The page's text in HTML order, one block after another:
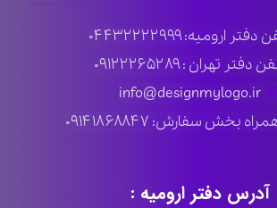
دفتر ارومیه: ۰۴۴۳۲۲۲۲۹۹۹
دفتر تهران : ۰۹۱۲۲۲۶۵۲۸۹
info@designmylogo.ir
بخش سفارش: ۰۹۱۴۱۸۶۸۸۴۷
آدرس دفتر ارومیه :